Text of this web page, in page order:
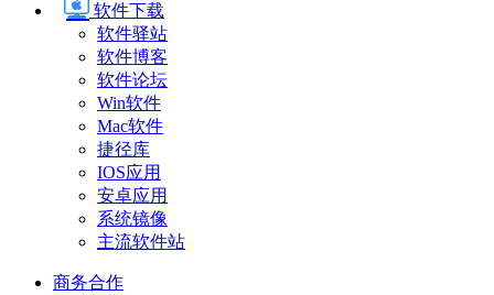
软件下载
软件驿站
软件博客
软件论坛
Win软件
Mac软件
捷径库
IOS应用
安卓应用
系统镜像
主流软件站
商务合作